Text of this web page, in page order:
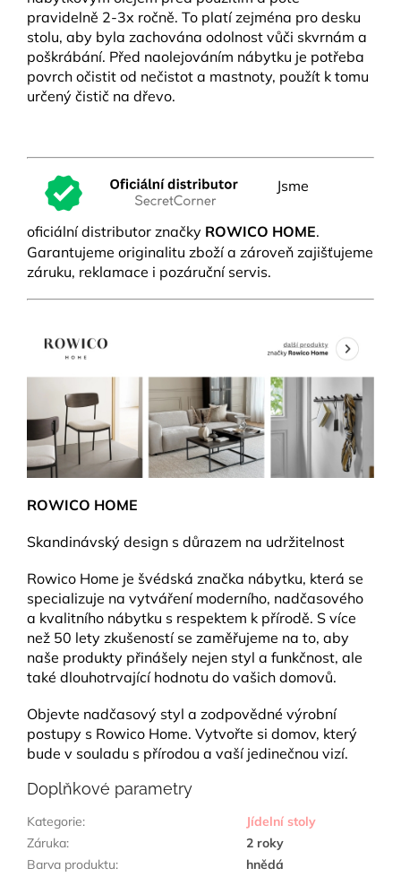
pravidelně 2-3x ročně. To platí zejména pro desku
stolu, aby byla zachována odolnost vůči skvrnám a
poškrábání. Před naolejováním nábytku je potřeba
povrch očistit od nečistot a mastnoty, použít k tomu
určený čistič na dřevo.
Jsme
oficiální distributor značky ROWICO HOME.
Garantujeme originalitu zboží a zároveň zajišťujeme
záruku, reklamace i pozáruční servis.
ROWICO HOME
Skandinávský design s důrazem na udržitelnost
Rowico Home je švédská značka nábytku, která se
specializuje na vytváření moderního, nadčasového
a kvalitního nábytku s respektem k přírodě. S více
než 50 lety zkušeností se zaměřujeme na to, aby
naše produkty přinášely nejen styl a funkčnost, ale
také dlouhotrvající hodnotu do vašich domovů.
Objevte nadčasový styl a zodpovědné výrobní
postupy s Rowico Home. Vytvořte si domov, který
bude v souladu s přírodou a vaší jedinečnou vizí.
Doplňkové parametry
Kategorie:
Jídelní stoly
Záruka:
2 roky
Barva produktu:
hnědá